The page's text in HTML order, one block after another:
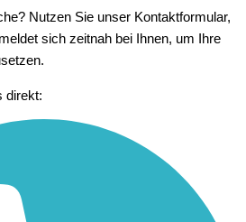
Nutzen Sie unser Kontaktformular,
sich zeitnah bei Ihnen, um Ihre
direkt: